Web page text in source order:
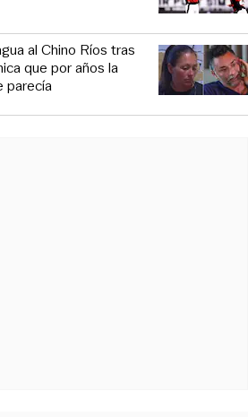
al Chino Ríos tras
que por años la
parecía